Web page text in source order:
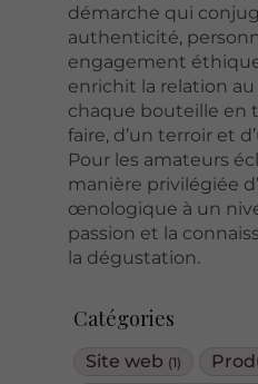
Catégories
Site web (1)
démarche qui
authenticité,
engagement
enrichit la relation
chaque bouteille en
faire, d’un terroir et
Pour les amateurs
manière privilégiée
œnologique à un
passion et la
la dégustation.